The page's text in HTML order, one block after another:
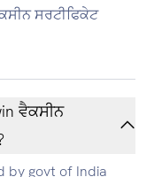
ਸਰਟੀਫਿਕੇਟ
ਵੈਕਸੀਨ
by govt of India